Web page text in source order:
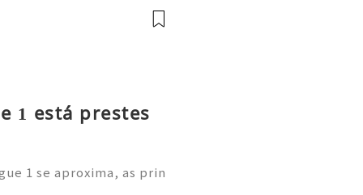
afastou-se do anter
1 está prestes
1 se aproxima, as prin